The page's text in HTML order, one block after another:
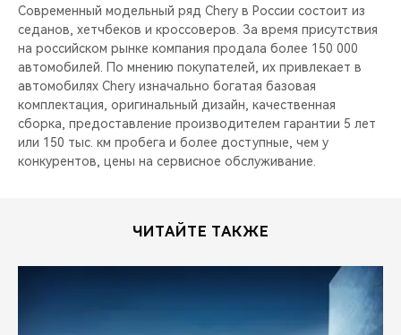
Современный модельный ряд Chery в России состоит из
седанов, хетчбеков и кроссоверов. За время присутствия
на российском рынке компания продала более 150 000
автомобилей. По мнению покупателей, их привлекает в
автомобилях Chery изначально богатая базовая
комплектация, оригинальный дизайн, качественная
сборка, предоставление производителем гарантии 5 лет
или 150 тыс. км пробега и более доступные, чем у
конкурентов, цены на сервисное обслуживание.
ЧИТАЙТЕ ТАКЖЕ